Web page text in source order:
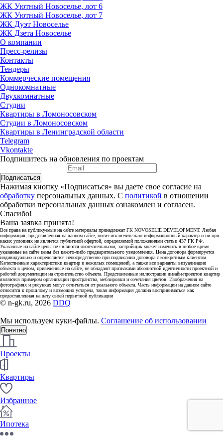
ЖК Уютный Новоселье, лот 6
ЖК Уютный Новоселье, лот 7
ЖК Дуэт Новоселье
ЖК Дзета Новоселье
О компании
Пресс-релизы
Контакты
Тендеры
Коммерческие помещения
Однокомнатные
Двухкомнатные
Студии
Квартиры в Ломоносовском
Студии в Ломоносовском
Квартиры в Ленинградской области
Telegram
Vkontakte
Подпишитесь на обновления по проектам
Подписаться
Нажимая кнопку «Подписаться» вы даете свое согласие на
обработку персональных данных. С политикой в отношении
обработки персональных данных ознакомлен и согласен.
Спасибо!
Ваша заявка принята!
Все права на публикуемые на сайте материалы принадлежат ГК NOVOSELIE DEVELOPMENT. Любая
информация, представленная на данном сайте, носит исключительно информационный характер и ни при
каких условиях не является публичной офертой, определяемой положениями статьи 437 ГК РФ.
Указанные на сайте цены не являются окончательными, застройщик может изменить в любое время
указанные на сайте цены без какого-либо предварительного уведомления. Цена договора формируется
индивидуально и определяется непосредственно при подписании договора с конкретным клиентом.
Качественные характеристики квартир и нежилых помещений, а также все варианты визуализации
объекта в целом, приведенные на сайте, не обладают признаками абсолютной идентичности проектной и
рабочей документации на строительство объекта. Представленные иллюстрации дизайн-проектов квартир
являются примером организации пространства, меблировки и сочетания цветов. Изображения на
фотографиях и рисунках могут отличаться от реального объекта. Часть информации на данном сайте
относится к прошлому и возможно устарела, такая информация должна восприниматься как
предоставленная на дату своей первичной публикации
© n-gk.ru, 2026 DDQ
Мы используем куки-файлы. Соглашение об использовании
Понятно
Проекты
Квартиры
Избранное
Ипотека